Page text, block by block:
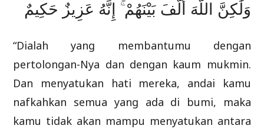
وَلَٰكِنَّ اللَّهَ أَلَّفَ بَيْنَهُمْ ۚ إِنَّهُ عَزِيزٌ حَكِيمٌ
“Dialah yang membantumu dengan
pertolongan-Nya dan dengan kaum mukmin.
Dan menyatukan hati mereka, andai kamu
nafkahkan semua yang ada di bumi, maka
kamu tidak akan mampu menyatukan antara